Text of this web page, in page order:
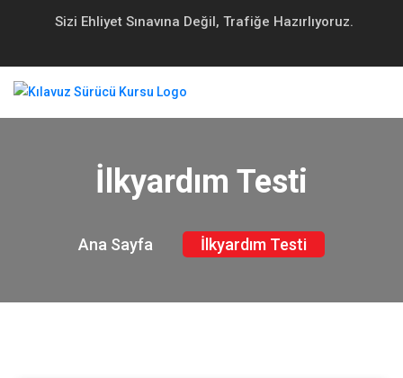
Sizi Ehliyet Sınavına Değil, Trafiğe Hazırlıyoruz.
İlkyardım Testi
Ana Sayfa İlkyardım Testi